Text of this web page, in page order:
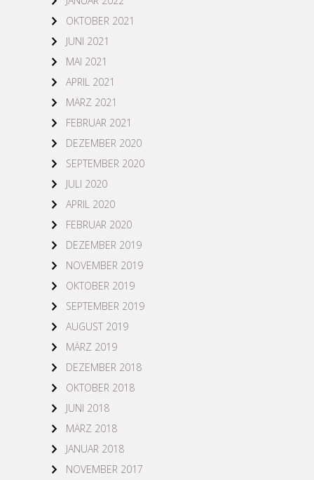
OKTOBER 2021
JUNI 2021
MAI 2021
APRIL 2021
MÄRZ 2021
FEBRUAR 2021
DEZEMBER 2020
SEPTEMBER 2020
JULI 2020
APRIL 2020
FEBRUAR 2020
DEZEMBER 2019
NOVEMBER 2019
OKTOBER 2019
SEPTEMBER 2019
AUGUST 2019
MÄRZ 2019
DEZEMBER 2018
OKTOBER 2018
JUNI 2018
MÄRZ 2018
JANUAR 2018
NOVEMBER 2017